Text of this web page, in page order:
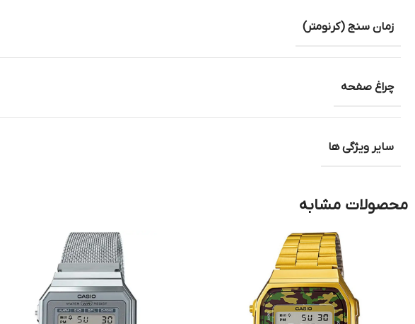
زمان سنج (کرنومتر)
چراغ صفحه
سایر ویژگی ها
محصولات مشابه